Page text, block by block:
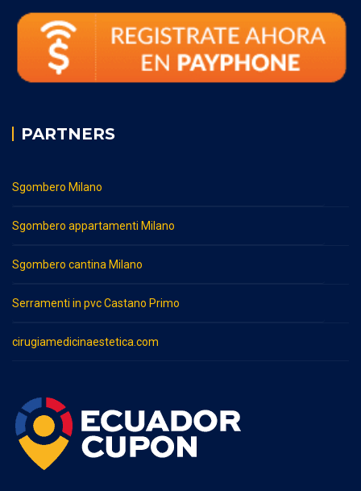
PARTNERS
Sgombero Milano
Sgombero appartamenti Milano
Sgombero cantina Milano
Serramenti in pvc Castano Primo
cirugiamedicinaestetica.com